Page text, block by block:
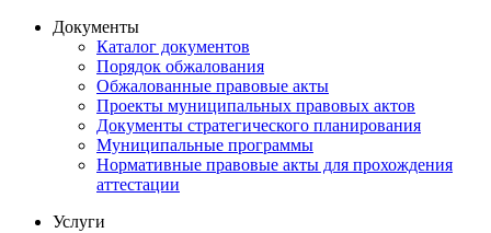
Документы
Каталог документов
Порядок обжалования
Обжалованные правовые акты
Проекты муниципальных правовых актов
Документы стратегического планирования
Муниципальные программы
Нормативные правовые акты для прохождения
аттестации
Услуги